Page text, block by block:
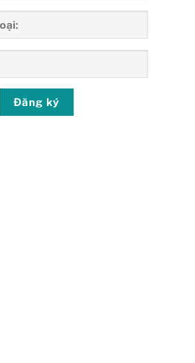
Đăng ký